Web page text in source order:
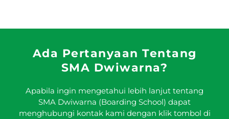
Ada Pertanyaan Tentang
SMA Dwiwarna?
Apabila ingin mengetahui lebih lanjut tentang
SMA Dwiwarna (Boarding School) dapat
menghubungi kontak kami dengan klik tombol di